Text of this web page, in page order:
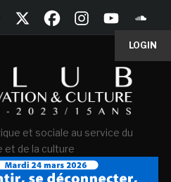
LOGIN
et sociale au service du
et de la culture